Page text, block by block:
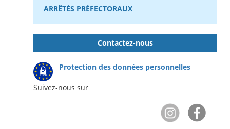
ARRÊTÉS PRÉFECTORAUX
Contactez-nous
Protection des données personnelles
Suivez-nous sur